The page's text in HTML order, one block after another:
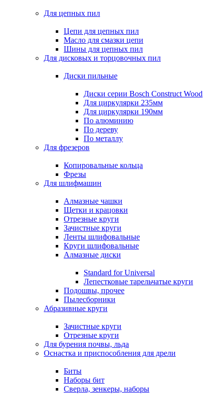
Для цепных пил
Цепи для цепных пил
Масло для смазки цепи
Шины для цепных пил
Для дисковых и торцовочных пил
Диски пильные
Диски серии Bosch Construct Wood
Для циркулярки 235мм
Для циркулярки 190мм
По алюминию
По дереву
По металлу
Для фрезеров
Копировальные кольца
Фрезы
Для шлифмашин
Алмазные чашки
Щетки и крацовки
Отрезные круги
Зачистные круги
Ленты шлифовальные
Круги шлифовальные
Алмазные диски
Standard for Universal
Лепестковые тарельчатые круги
Подошвы, прочее
Пылесборники
Абразивные круги
Зачистные круги
Отрезные круги
Для бурения почвы, льда
Оснастка и приспособления для дрели
Биты
Наборы бит
Сверла, зенкеры, наборы